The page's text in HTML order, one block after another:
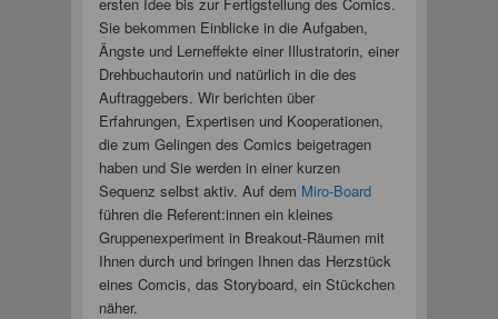
Sie bekommen Einblicke in die Aufgaben,
Ängste und Lerneffekte einer Illustratorin, einer
Drehbuchautorin und natürlich in die des
Auftraggebers. Wir berichten über
Erfahrungen, Expertisen und Kooperationen,
die zum Gelingen des Comics beigetragen
haben und Sie werden in einer kurzen
Sequenz selbst aktiv. Auf dem Miro-Board
führen die Referent:innen ein kleines
Gruppenexperiment in Breakout-Räumen mit
Ihnen durch und bringen Ihnen das Herzstück
eines Comcis, das Storyboard, ein Stückchen
näher.